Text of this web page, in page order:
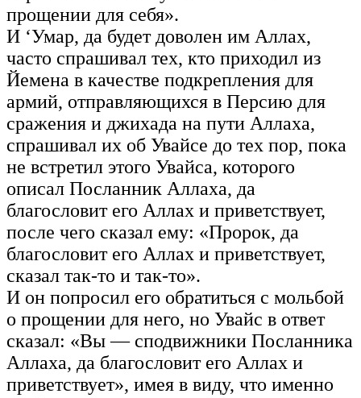
прощении для себя».
И ‘Умар, да будет доволен им Аллах,
часто спрашивал тех, кто приходил из
Йемена в качестве подкрепления для
армий, отправляющихся в Персию для
сражения и джихада на пути Аллаха,
спрашивал их об Увайсе до тех пор, пока
не встретил этого Увайса, которого
описал Посланник Аллаха, да
благословит его Аллах и приветствует,
после чего сказал ему: «Пророк, да
благословит его Аллах и приветствует,
сказал так-то и так-то».
И он попросил его обратиться с мольбой
о прощении для него, но Увайс в ответ
сказал: «Вы — сподвижники Посланника
Аллаха, да благословит его Аллах и
приветствует», имея в виду, что именно